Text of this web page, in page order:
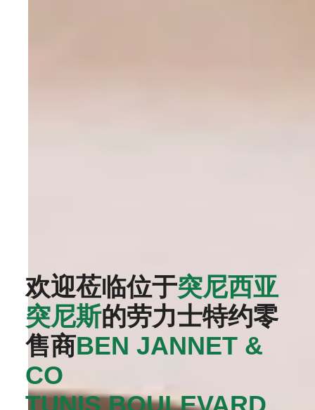
欢迎莅临位于突尼西亚
突尼斯的劳力士特约零
售商‭BEN JANNET &
CO